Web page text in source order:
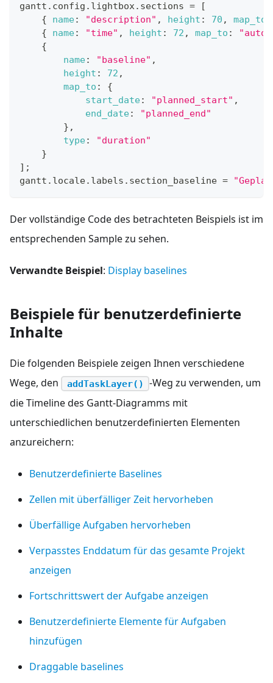
gantt . config . lightbox. sections =
[
{
name: "description" , height : 70 , map_to
{
name: "time" , height : 72 , map_to : "auto"
{
name: "baseline" ,
height : 72 ,
map_to :
{
start_date: "planned_start" ,
end_date:
"planned_end"
} ,
type:
"duration"
}
] ;
gantt . locale. labels . section_baseline =
Der vollständige Code des betrachteten Beispiels ist im
entsprechenden Sample zu sehen.
Verwandte Beispiel: Display baselines
Beispiele für benutzerdefinierte
Inhalte
Die folgenden Beispiele zeigen Ihnen verschiedene
Wege, den
addTaskLayer()
-Weg zu verwenden, um
die Timeline des Gantt-Diagramms mit
unterschiedlichen benutzerdefinierten Elementen
anzureichern:
Benutzerdefinierte Baselines
Zellen mit überfälliger Zeit hervorheben
Überfällige Aufgaben hervorheben
Verpasstes Enddatum für das gesamte Projekt
anzeigen
Fortschrittswert der Aufgabe anzeigen
Benutzerdefinierte Elemente für Aufgaben
hinzufügen
Draggable baselines